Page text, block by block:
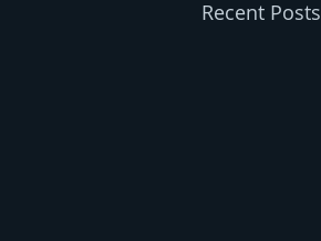
Recent Posts